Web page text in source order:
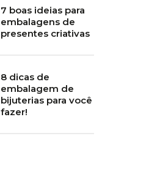
7 boas ideias para
embalagens de
presentes criativas
8 dicas de
embalagem de
bijuterias para você
fazer!